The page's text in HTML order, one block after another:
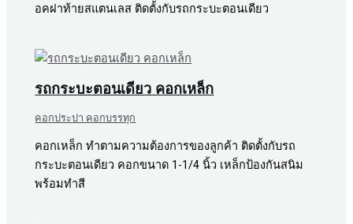
อคฝาท้ายสแตนเลส ติดตั้งกับรถกระบะตอนเดียว
รถกระบะตอนเดียว คอกเหล็ก
คอกประปา คอกบรรทุก
คอกเหล็ก ทำตามความต้องการของลูกค้า ติดตั้งกับรถ
กระบะตอนเดียว คอกขนาด 1-1/4 นิ้ว เหล็กป้องกันสนิม
พร้อมทำสี